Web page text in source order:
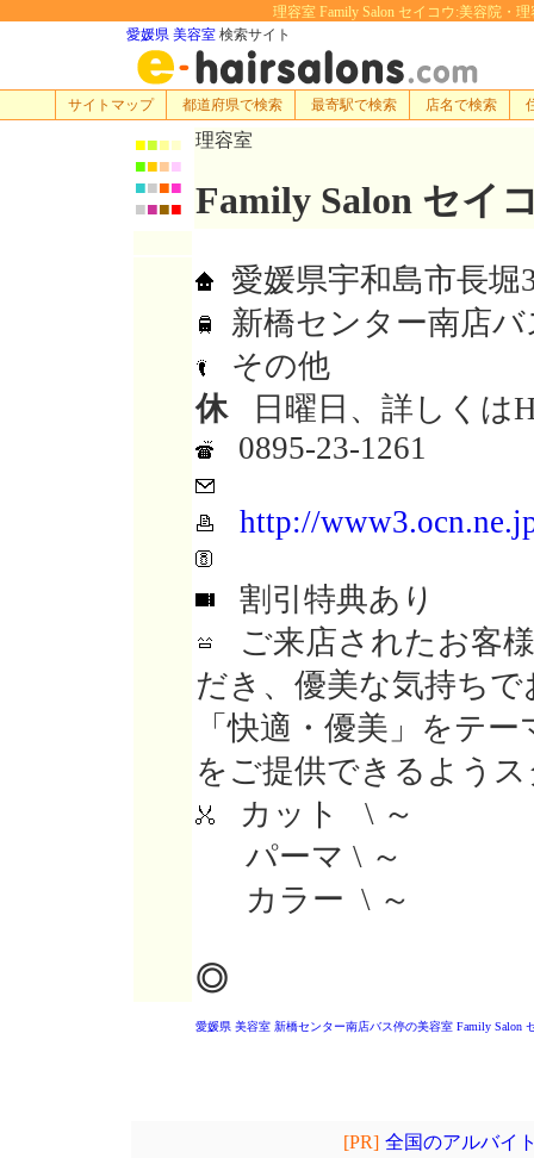
理容室 Family Salon セイコウ:美容院・
愛媛県 美容室 検索サイト
サイトマップ 都道府県で検索 最寄駅で検索 店名で検索
■■■■
■■■■
■■■■
■■■■
理容室
Family Salon セイ
愛媛県宇和島市長堀
新橋センター南店バ
その他
休日曜日、詳しくは
0895-23-1261
http://
割引特典あり
ご来店されたお客
だき、優美な気持ち
「快適・優美」をテ
をご提供できるよう
カット \ ～
パーマ \ ～
カラー \ ～
◎
愛媛県 美容室 新橋センター南店バス停の美容室 Family Salon
[PR] 全国のアルバイ